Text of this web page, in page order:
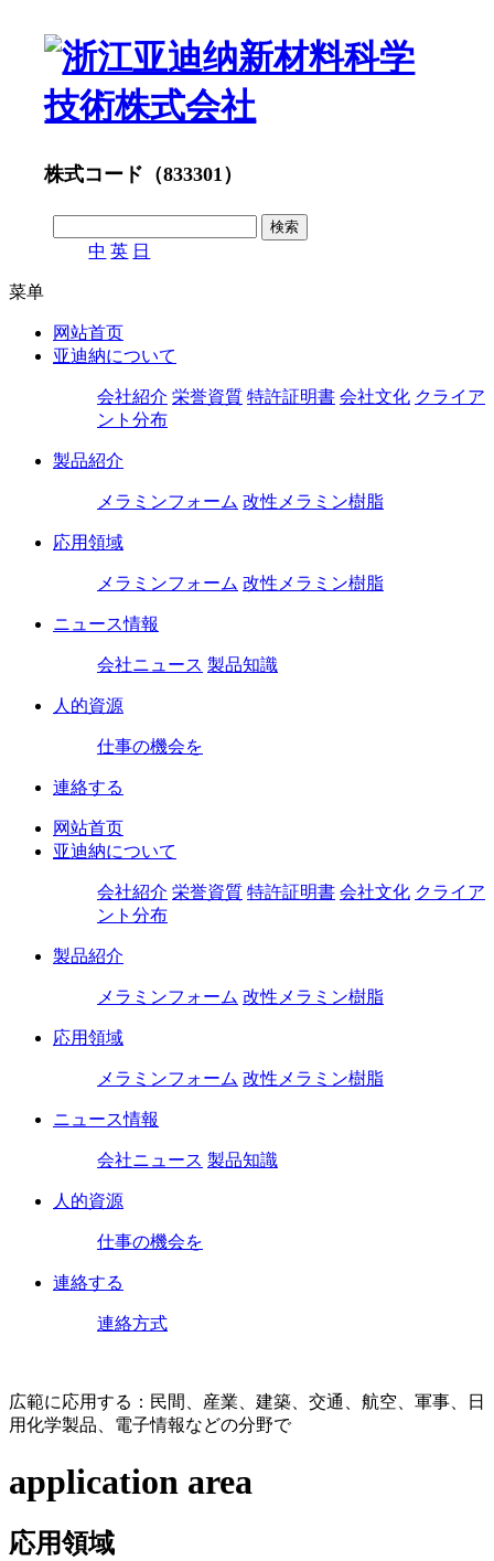
株式コード（833301）
中 英 日
菜单
网站首页
亚迪納について
会社紹介 栄誉資質 特許証明書 会社文化 クライア
ント分布
製品紹介
メラミンフォーム 改性メラミン樹脂
応用領域
メラミンフォーム 改性メラミン樹脂
ニュース情報
会社ニュース 製品知識
人的資源
仕事の機会を
連絡する
网站首页
亚迪納について
会社紹介 栄誉資質 特許証明書 会社文化 クライア
ント分布
製品紹介
メラミンフォーム 改性メラミン樹脂
応用領域
メラミンフォーム 改性メラミン樹脂
ニュース情報
会社ニュース 製品知識
人的資源
仕事の機会を
連絡する
連絡方式
広範に応用する：民間、産業、建築、交通、航空、軍事、日
用化学製品、電子情報などの分野で
application area
応用領域